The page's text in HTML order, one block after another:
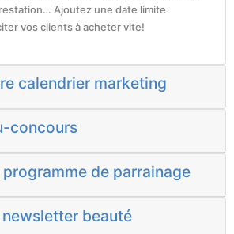
Ajoutez une date limite
vos clients à acheter vite!
calendrier marketing
concours
de parrainage
beauté